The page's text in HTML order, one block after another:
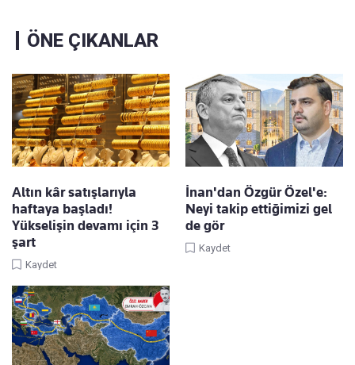
ÖNE ÇIKANLAR
Altın kâr satışlarıyla
haftaya başladı!
Yükselişin devamı için 3
şart
Kaydet
İnan'dan Özgür Özel'e:
Neyi takip ettiğimizi gel
de gör
Kaydet